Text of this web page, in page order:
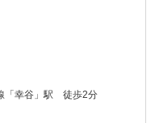
「幸谷」駅 徒歩2分